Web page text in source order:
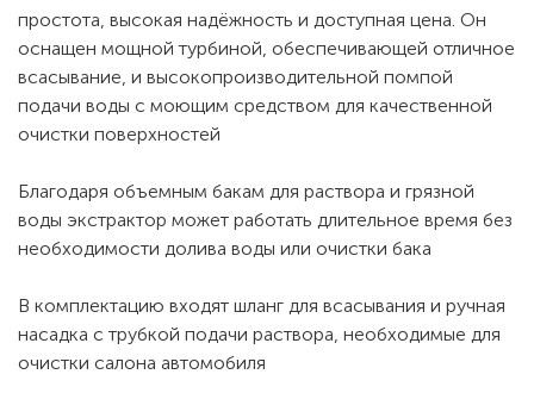
простота, высокая надёжность и доступная цена. Он
оснащен мощной турбиной, обеспечивающей отличное
всасывание, и высокопроизводительной помпой
подачи воды с моющим средством для качественной
очистки поверхностей
Благодаря объемным бакам для раствора и грязной
воды экстрактор может работать длительное время без
необходимости долива воды или очистки бака
В комплектацию входят шланг для всасывания и ручная
насадка с трубкой подачи раствора, необходимые для
очистки салона автомобиля